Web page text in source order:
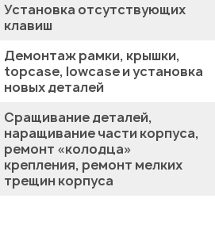
Установка отсутствующих
клавиш
Демонтаж рамки, крышки,
topcase, lowcase и установка
новых деталей
Сращивание деталей,
наращивание части корпуса,
ремонт «колодца»
крепления, ремонт мелких
трещин корпуса